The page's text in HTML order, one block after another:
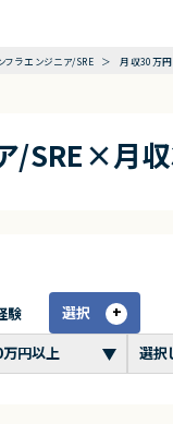
フラエンジニア/SRE 月収30万
/SRE×月
験
選択